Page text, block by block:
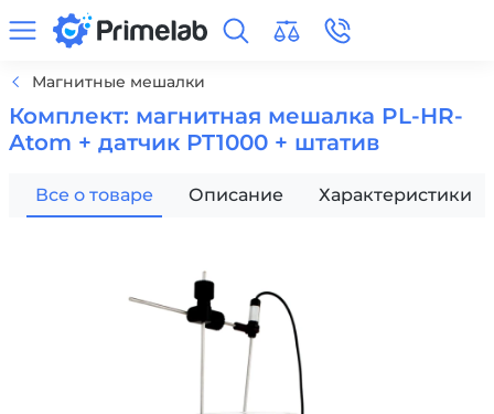
Магнитные мешалки
Комплект: магнитная мешалка PL-HR-
Atom + датчик PT1000 + штатив
Все о товаре Описание Характеристики